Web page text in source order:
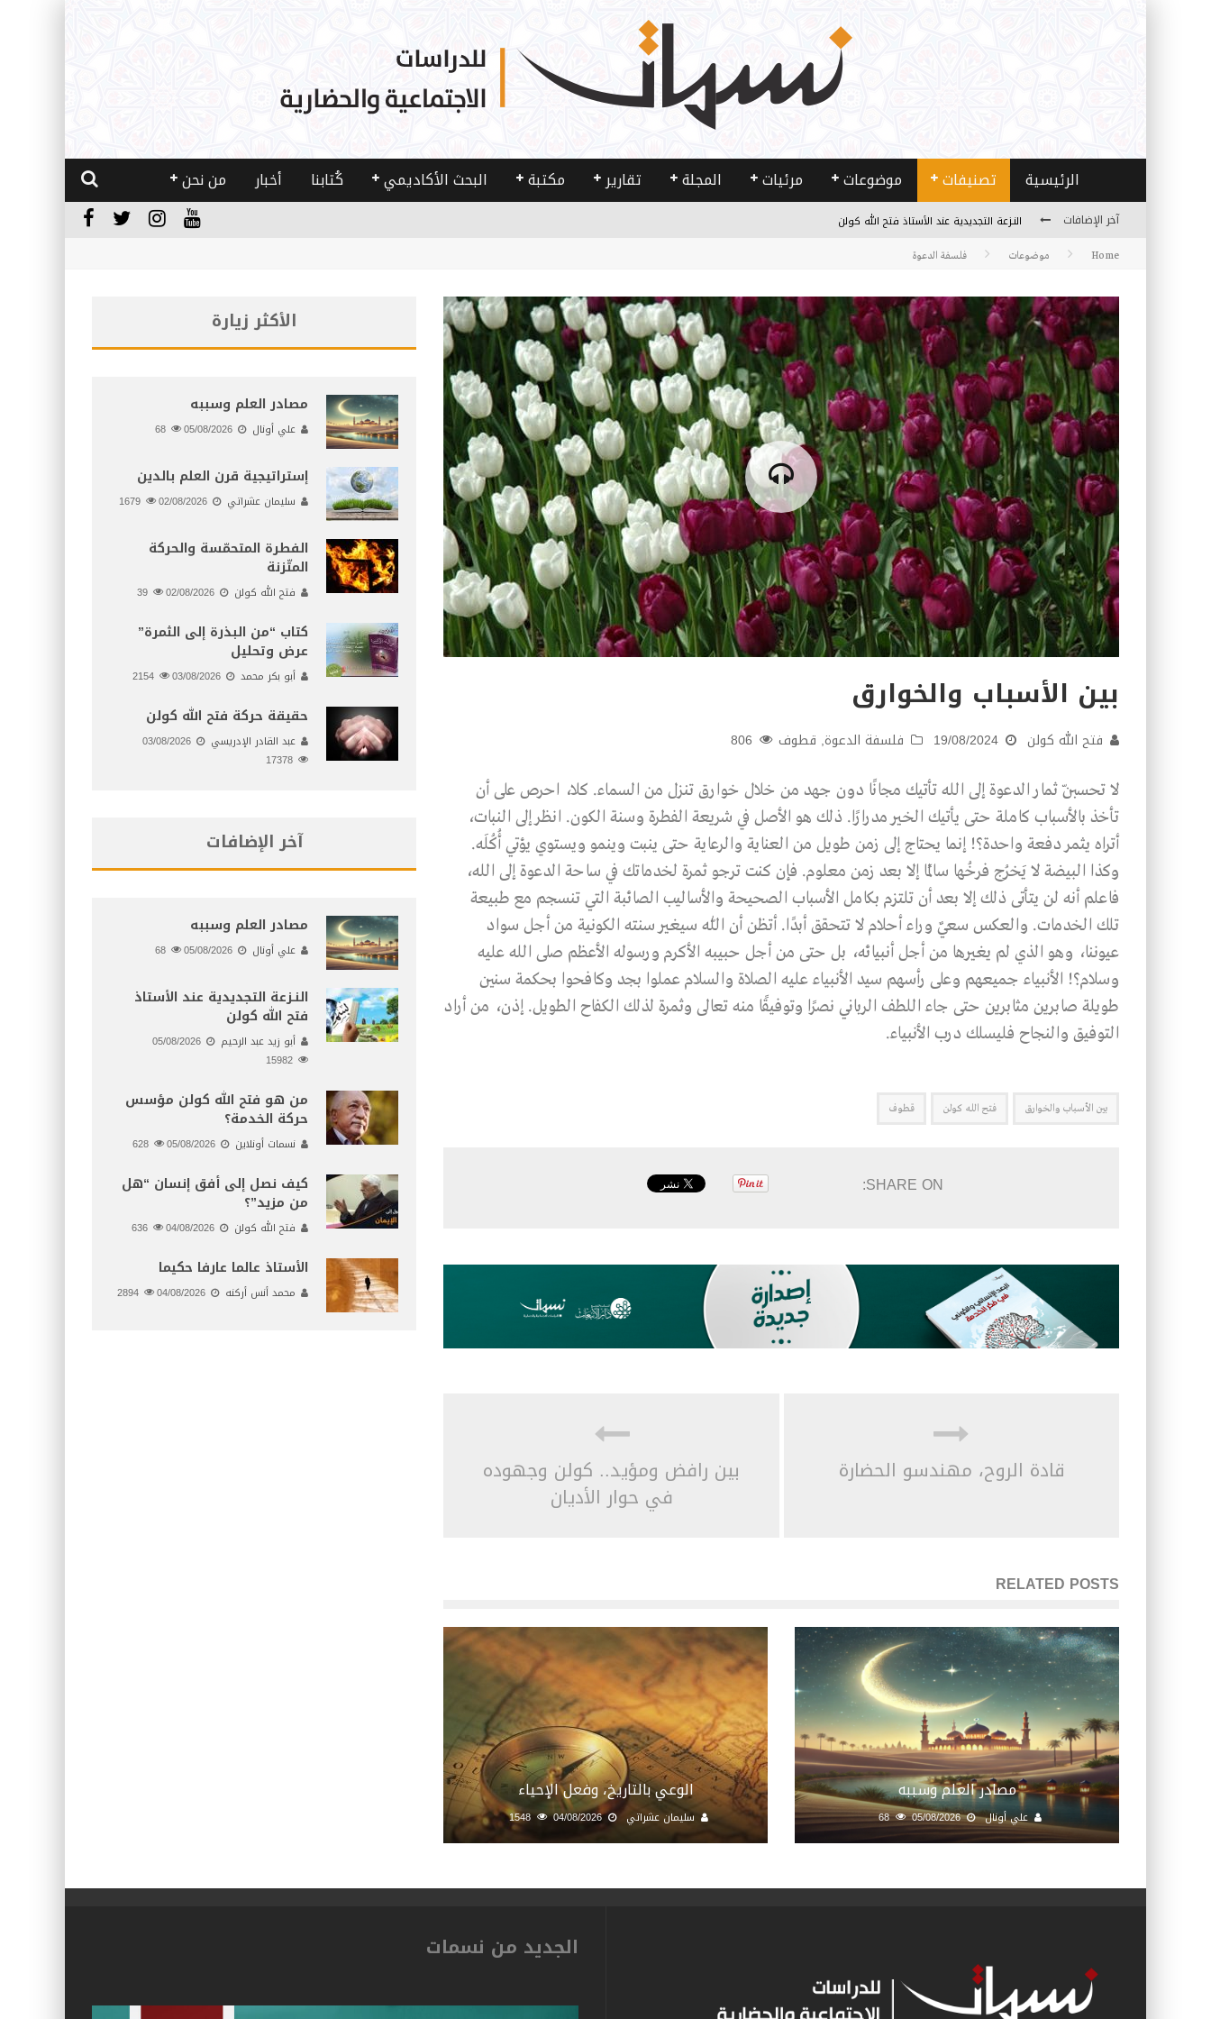
الرئيسية تصنيفات موضوعات مرئيات المجلة تقارير مكتبة البحث الأكاديمي كُتابنا أخبار من نحن
آخر الإضافات
النـزعة التجديدية عند الأستاذ فتح الله كولن
الأستاذ عالما عارفا حكيما
مصادر العلم وسببه
Home موضوعات فلسفة الدعوة
بين الأسباب والخوارق
فتح الله كولن 19/08/2024 فلسفة الدعوة, قطوف
لا تحسبنّ ثمار الدعوة إلى الله تأتيك مجانًا دون جهد من خلال خوارق تنزل من السماء. كلا، احرص على أن
تأخذ بالأسباب كاملة حتى يأتيك الخير مدرارًا. ذلك هو الأصل في شريعة الفطرة وسنة الكون. انظر إلى النبات،
أتراه يثمر دفعة واحدة؟! إنما يحتاج إلى زمن طويل من العناية والرعاية حتى ينبت وينمو ويستوي يؤتي أُكُلَه.
وكذا البيضة لا يَخرُج فرخُها سالمًا إلا بعد زمن معلوم. فإن كنت ترجو ثمرة لخدماتك في ساحة الدعوة إلى الله،
فاعلم أنه لن يتأتى ذلك إلا بعد أن تلتزم بكامل الأسباب الصحيحة والأساليب الصائبة التي تنسجم مع طبيعة
تلك الخدمات. والعكس سعيٌ وراء أحلام لا تتحقق أبدًا. أتظن أن اللّٰه سيغير سنته الكونية من أجل سواد
عيوننا، وهو الذي لم يغيرها من أجل أنبيائه، بل حتى من أجل حبيبه الأكرم ورسوله الأعظم صلى الله عليه
وسلام؟! الأنبياء جميعهم وعلى رأسهم سيد الأنبياء عليه الصلاة والسلام عملوا بجد وكافحوا بحكمة سنين
طويلة صابرين مثابرين حتى جاء اللطف الرباني نصرًا وتوفيقًا منه تعالى وثمرة لذلك الكفاح الطويل. إذن، من أراد
التوفيق والنجاح فليسلك درب الأنبياء.
بين الأسباب والخوارق فتح الله كولن قطوف
SHARE ON:
قادة الروح، مهندسو الحضارة بين رافض ومؤيد.. كولن وجهوده
في حوار الأديان
RELATED POSTS
مصادر العلم وسببه
علي أونال 05/08/2026
68
الوعي بالتاريخ، وفعل الإحياء
سليمان عشراتي 04/08/2026
1548
الأكثر زيارة
مصادر العلم وسببه
علي أونال 05/08/2026
إستراتيجية قرن العلم بالدين
سليمان عشراتي 02/08/2026
الفطرة المتحمّسة والحركة
المتّزنة
فتح الله كولن 02/08/2026
كتاب “من البذرة إلى الثمرة”
عرض وتحليل
أبو بكر محمد 03/08/2026
حقيقة حركة فتح الله كولن
عبد القادر الإدريسي
03/08/2026
آخر الإضافات
مصادر العلم وسببه
علي أونال 05/08/2026
النـزعة التجديدية عند الأستاذ
فتح الله كولن
أبو زيد عبد الرحيم
05/08/2026
من هو فتح الله كولن مؤسس
حركة الخدمة؟
نسمات أونلاين 05/08/2026
كيف نصل إلى أفق إنسان “هل
من مزيد”؟
فتح الله كولن 04/08/2026
الأستاذ عالما عارفا حكيما
محمد أنس أركنه 04/08/2026
الجديد من نسمات